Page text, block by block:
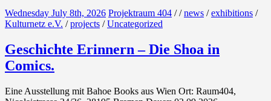
Wednesday July 8th, 2026 Projektraum 404 //news /exhibitions /
Kulturnetz e.V. /projects /Uncategorized
Geschichte Erinnern – Die Shoa in
Comics.
Eine Ausstellung mit Bahoe Books aus Wien Ort: Raum404,